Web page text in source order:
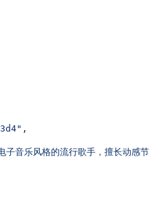
,
子音乐风格的流行歌手，擅长动感节